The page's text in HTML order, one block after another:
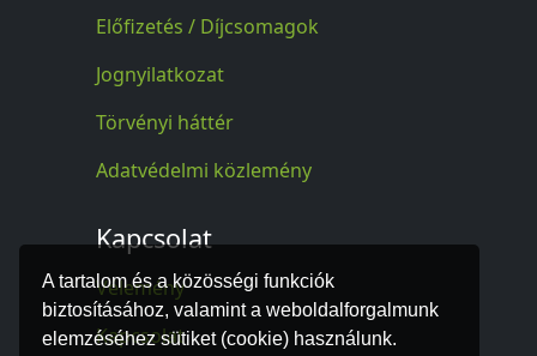
A tartalom és a közösségi funkciók
biztosításához, valamint a weboldalforgalmunk
elemzéséhez sütiket (cookie) használunk.
Előfizetés / Díjcsomagok
Jognyilatkozat
Törvényi háttér
Adatvédelmi közlemény
Kapcsolat
Vélemény
Kapcsolat